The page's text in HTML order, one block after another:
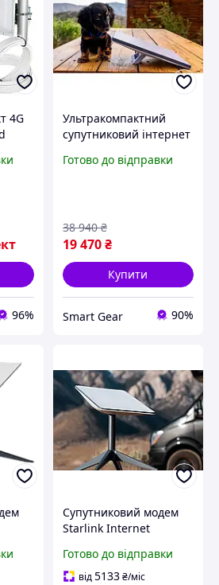
4G
96%
Ультракомпактний
супутниковий інтернет
Kit (Розширена
Готово до відправки
19 470₴
38 940 ₴
Купити
Smart Gear 90%
Супутниковий модем
Starlink Internet
версія RV )
Готово до відправки
від5133₴/міс